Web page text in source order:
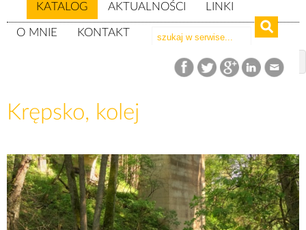
KATALOG AKTUALNOŚCI LINKI
O MNIE KONTAKT
woj. wielkopolskie
Krępsko, kolej